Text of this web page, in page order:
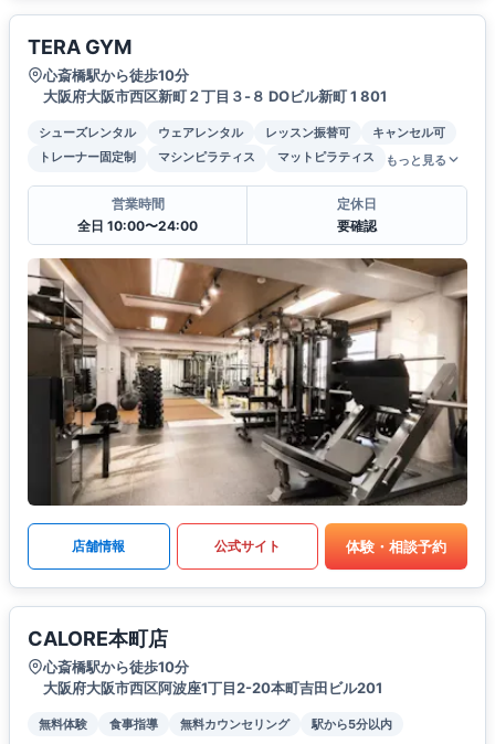
TERA GYM
心斎橋駅から徒歩10分
大阪府大阪市西区新町２丁目３-８ DOビル新町 1 801
シューズレンタル ウェアレンタル レッスン振替可
キャンセル可
トレーナー固定制
マシンピラティス マットピラティス もっと見る
営業時間
全日 10:00〜24:00
定休日
要確認
店舗情報 公式サイト 体験・相談予約
CALORE本町店
心斎橋駅から徒歩10分
大阪府大阪市西区阿波座1丁目2-20本町吉田ビル201
無料体験 食事指導 無料カウンセリング 駅から5分以内